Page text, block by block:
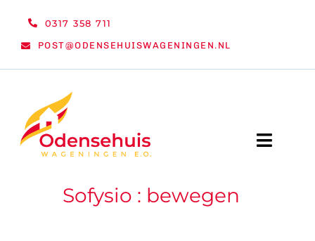
0317 358 711
POST@ODENSEHUISWAGENINGEN.NL
Toggle
WELKOMSofysio : bewegen